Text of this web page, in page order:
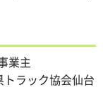
業主
ラック協会仙台